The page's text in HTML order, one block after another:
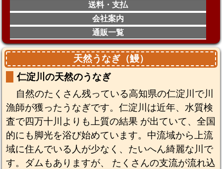
送料・支払
会社案内
通販一覧
天然うなぎ（鰻）
仁淀川の天然のうなぎ
自然のたくさん残っている高知県の仁淀川で川
漁師が獲ったうなぎです。仁淀川は近年、水質検
査で四万十川よりも上質の結果 が出ていて、全国
的にも脚光を浴び始めています。中流域から上流
域に住んでいる人が少なく、たいへん綺麗な川で
す。ダムもありますが、 たくさんの支流が流れ込